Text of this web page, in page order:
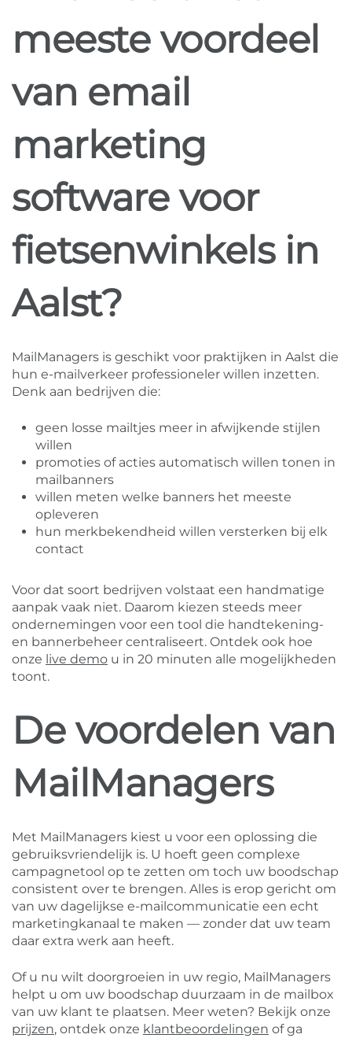
meeste voordeel
van email
marketing
software voor
fietsenwinkels in
Aalst?
MailManagers is geschikt voor praktijken in Aalst die
hun e-mailverkeer professioneler willen inzetten.
Denk aan bedrijven die:
geen losse mailtjes meer in afwijkende stijlen
willen
promoties of acties automatisch willen tonen in
mailbanners
willen meten welke banners het meeste
opleveren
hun merkbekendheid willen versterken bij elk
contact
Voor dat soort bedrijven volstaat een handmatige
aanpak vaak niet. Daarom kiezen steeds meer
ondernemingen voor een tool die handtekening-
en bannerbeheer centraliseert. Ontdek ook hoe
onze live demo u in 20 minuten alle mogelijkheden
toont.
De voordelen van
MailManagers
Met MailManagers kiest u voor een oplossing die
gebruiksvriendelijk is. U hoeft geen complexe
campagnetool op te zetten om toch uw boodschap
consistent over te brengen. Alles is erop gericht om
van uw dagelijkse e-mailcommunicatie een echt
marketingkanaal te maken — zonder dat uw team
daar extra werk aan heeft.
Of u nu wilt doorgroeien in uw regio, MailManagers
helpt u om uw boodschap duurzaam in de mailbox
van uw klant te plaatsen. Meer weten? Bekijk onze
prijzen, ontdek onze klantbeoordelingen of ga